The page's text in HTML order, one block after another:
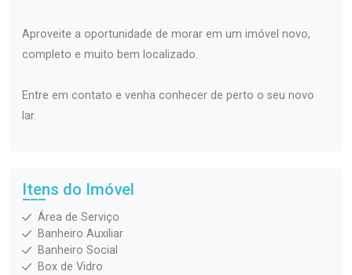
Aproveite a oportunidade de morar em um imóvel novo,
completo e muito bem localizado.
Entre em contato e venha conhecer de perto o seu novo
lar.
Itens do Imóvel
Área de Serviço
Banheiro Auxiliar
Banheiro Social
Box de Vidro